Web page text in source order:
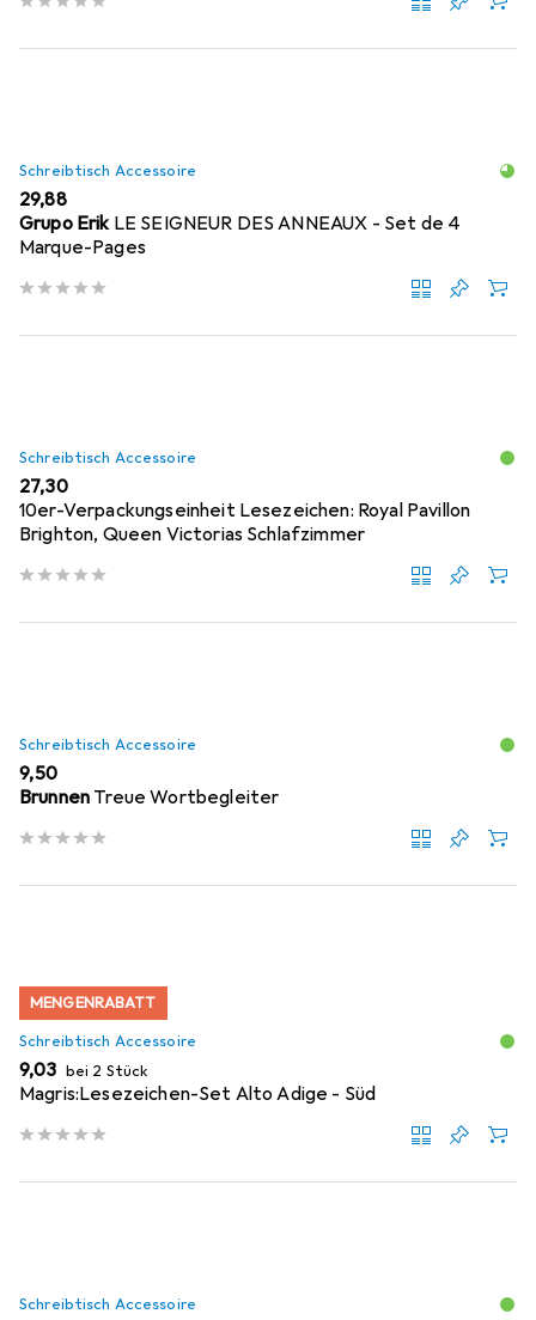
Schreibtisch Accessoire
EUR
29,88
Grupo Erik LE SEIGNEUR DES ANNEAUX - Set de 4
Marque-Pages
Schreibtisch Accessoire
EUR
27,30
10er-Verpackungseinheit Lesezeichen: Royal Pavillon
Brighton, Queen Victorias Schlafzimmer
Schreibtisch Accessoire
EUR
9,50
Brunnen Treue Wortbegleiter
MENGENRABATT
Schreibtisch Accessoire
EUR
9,03 bei 2 Stück
Magris:Lesezeichen-Set Alto Adige - Süd
Schreibtisch Accessoire